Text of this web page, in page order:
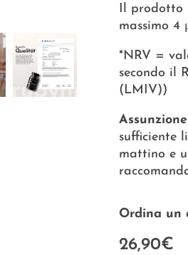
Il
massimo 4
*NRV =
secondo il
(LMIV))
sufficiente
mattino e
Ordina un
26,90€